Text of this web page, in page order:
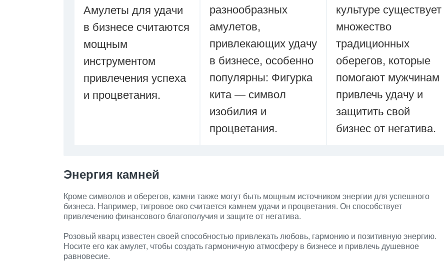
Амулеты для удачи
в бизнесе считаются
мощным
инструментом
привлечения успеха
и процветания.
разнообразных
амулетов,
привлекающих удачу
в бизнесе, особенно
популярны: Фигурка
кита — символ
изобилия и
процветания.
культуре существует
множество
традиционных
оберегов, которые
помогают мужчинам
привлечь удачу и
защитить свой
бизнес от негатива.
Энергия камней
Кроме символов и оберегов, камни также могут быть мощным источником энергии для успешного
бизнеса. Например, тигровое око считается камнем удачи и процветания. Он способствует
привлечению финансового благополучия и защите от негатива.
Розовый кварц известен своей способностью привлекать любовь, гармонию и позитивную энергию.
Носите его как амулет, чтобы создать гармоничную атмосферу в бизнесе и привлечь душевное
равновесие.